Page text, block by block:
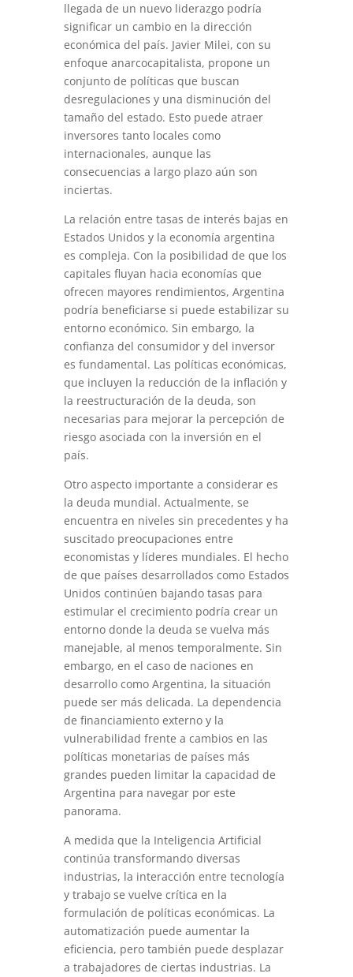
llegada de un nuevo liderazgo podría
significar un cambio en la dirección
económica del país. Javier Milei, con su
enfoque anarcocapitalista, propone un
conjunto de políticas que buscan
desregulaciones y una disminución del
tamaño del estado. Esto puede atraer
inversores tanto locales como
internacionales, aunque las
consecuencias a largo plazo aún son
inciertas.
La relación entre tasas de interés bajas en
Estados Unidos y la economía argentina
es compleja. Con la posibilidad de que los
capitales fluyan hacia economías que
ofrecen mayores rendimientos, Argentina
podría beneficiarse si puede estabilizar su
entorno económico. Sin embargo, la
confianza del consumidor y del inversor
es fundamental. Las políticas económicas,
que incluyen la reducción de la inflación y
la reestructuración de la deuda, son
necesarias para mejorar la percepción de
riesgo asociada con la inversión en el
país.
Otro aspecto importante a considerar es
la deuda mundial. Actualmente, se
encuentra en niveles sin precedentes y ha
suscitado preocupaciones entre
economistas y líderes mundiales. El hecho
de que países desarrollados como Estados
Unidos continúen bajando tasas para
estimular el crecimiento podría crear un
entorno donde la deuda se vuelva más
manejable, al menos temporalmente. Sin
embargo, en el caso de naciones en
desarrollo como Argentina, la situación
puede ser más delicada. La dependencia
de financiamiento externo y la
vulnerabilidad frente a cambios en las
políticas monetarias de países más
grandes pueden limitar la capacidad de
Argentina para navegar por este
panorama.
A medida que la Inteligencia Artificial
continúa transformando diversas
industrias, la interacción entre tecnología
y trabajo se vuelve crítica en la
formulación de políticas económicas. La
automatización puede aumentar la
eficiencia, pero también puede desplazar
a trabajadores de ciertas industrias. La